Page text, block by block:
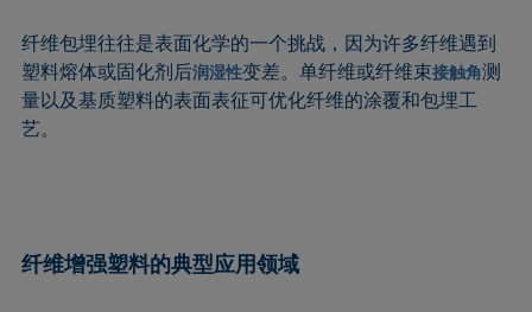
纤维包埋往往是表面化学的一个挑战，因为许多纤维遇到
塑料熔体或固化剂后润湿性变差。单纤维或纤维束接触角测
量以及基质塑料的表面表征可优化纤维的涂覆和包埋工
艺。
纤维增强塑料的典型应用领域